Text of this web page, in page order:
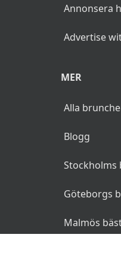
inlagda bär och
Annonsera
Advertise
MER
Alla
Blogg
Stockholms
Göteborgs
Malmös